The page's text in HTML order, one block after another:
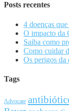
Posts recentes
4 doenças
O impacto da
Saiba como
Como cuidar
Os perigos da
Tags
Advocate